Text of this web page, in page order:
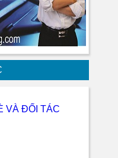
VÀ ĐỐI TÁC